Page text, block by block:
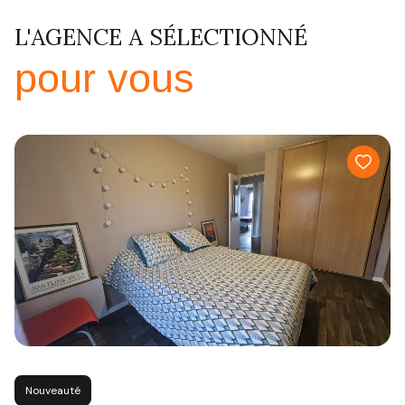
L'AGENCE A SÉLECTIONNÉ
pour vous
Nouveauté